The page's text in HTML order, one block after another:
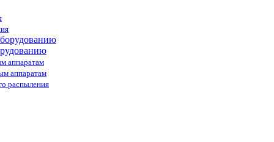
аппаратам
аппаратам
распыления